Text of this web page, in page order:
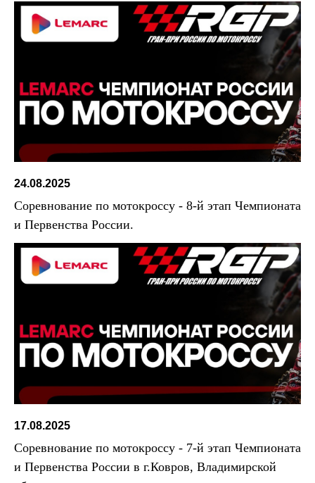
24.08.2025
Соревнование по мотокроссу - 8-й этап Чемпионата
и Первенства России.
17.08.2025
Соревнование по мотокроссу - 7-й этап Чемпионата
и Первенства России в г.Ковров, Владимирской